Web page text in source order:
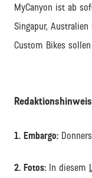
MyCanyon ist ab
Singapur, Australien
Custom Bikes
1. Embargo:
2. Fotos: In diesem